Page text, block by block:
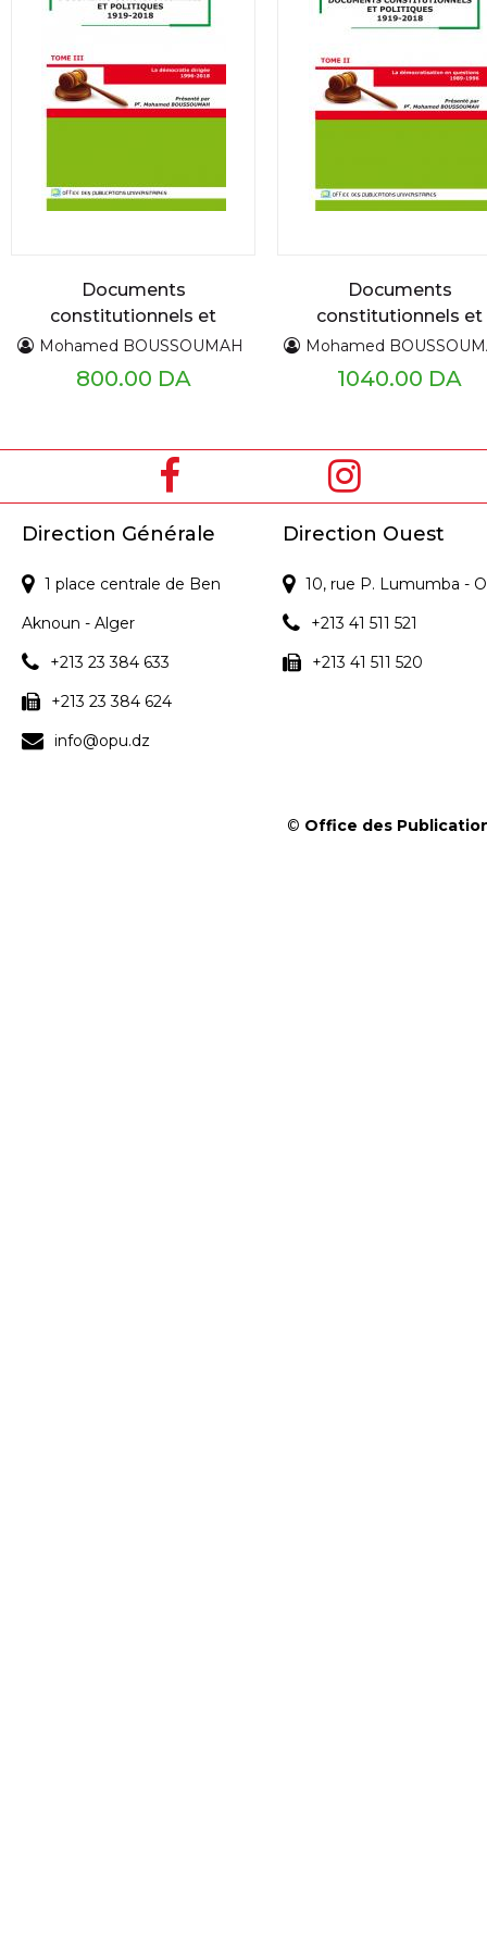
Documents
constitutionnels et
politiques 1919 - 2018
TIII
Mohamed BOUSSOUMAH
800.00 DA
Documents
constitutionnels et
politiques 1919 -
TII
Mohamed
1040.00 DA
Direction Générale
1 place centrale de Ben
Aknoun - Alger
+213 23 384 633
+213 23 384 624
info@opu.dz
Direction Ouest
10, rue P. Lumumba -
+213 41 511 521
+213 41 511 520
© Office des